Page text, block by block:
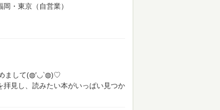
・東京（自営業）
まして(◍′◡‵◍)♡
見し、読みたい本がいっぱい見つか